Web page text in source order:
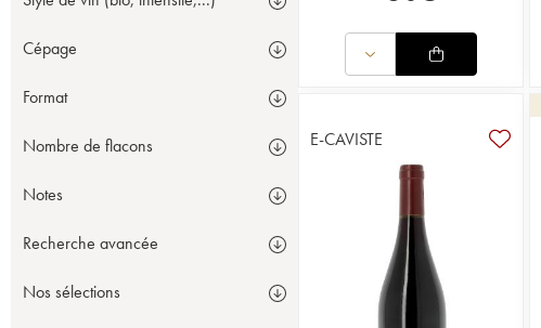
Cépage
Format
Nombre de flacons
Notes
Recherche avancée
Nos sélections
E-CAVISTE